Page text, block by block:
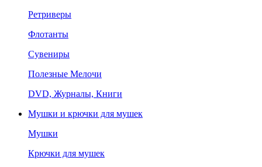
Ретриверы
Флотанты
Сувениры
Полезные Мелочи
DVD, Журналы, Книги
Мушки и крючки для мушек
Мушки
Крючки для мушек